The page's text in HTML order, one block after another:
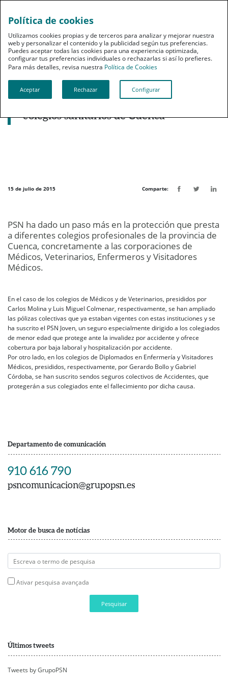
Noticias destacadas
PSN refuerza su colaboración con los
colegios sanitarios de Cuenca
15 de julio de 2015 Comparte:
PSN ha dado un paso más en la protección que presta
a diferentes colegios profesionales de la provincia de
Cuenca, concretamente a las corporaciones de
Médicos, Veterinarios, Enfermeros y Visitadores
Médicos.
En el caso de los colegios de Médicos y de Veterinarios, presididos por
Carlos Molina y Luis Miguel Colmenar, respectivamente, se han ampliado
las pólizas colectivas que ya estaban vigentes con estas instituciones y se
ha suscrito el PSN Joven, un seguro especialmente dirigido a los colegiados
de menor edad que protege ante la invalidez por accidente y ofrece
cobertura por baja laboral y hospitalización por accidente.
Por otro lado, en los colegios de Diplomados en Enfermería y Visitadores
Médicos, presididos, respectivamente, por Gerardo Bollo y Gabriel
Córdoba, se han suscrito sendos seguros colectivos de Accidentes, que
protegerán a sus colegiados ente el fallecimiento por dicha causa.
Departamento de comunicación
910 616 790
psncomunicacion@grupopsn.es
Motor de busca de notícias
Ativar pesquisa avançada
Pesquisar
Últimos tweets
Tweets by GrupoPSN
Política de cookies
Utilizamos cookies propias y de terceros para analizar y mejorar nuestra
web y personalizar el contenido y la publicidad según tus preferencias.
Puedes aceptar todas las cookies para una experiencia optimizada,
configurar tus preferencias individuales o rechazarlas si así lo prefieres.
Para más detalles, revisa nuestra Política de Cookies
Aceptar Rechazar Configurar